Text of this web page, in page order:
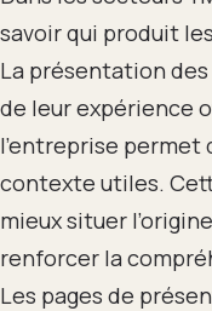
savoir qui produit
La présentation
de leur expérience
l’entreprise permet
contexte utiles.
mieux situer
renforcer la
Les pages de